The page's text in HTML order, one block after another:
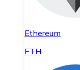
Ethereum
ETH